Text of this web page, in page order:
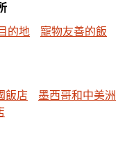
的地
寵物友善的飯
飯店
墨西哥和中美洲